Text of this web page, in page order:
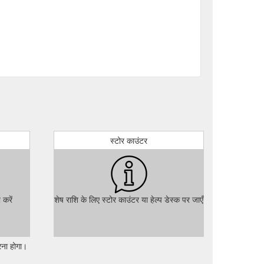
customers
adds more value with rewards program enhancements ...
Employee Benefits and Job Benefits | About Verizon
help, plus support for financial challenges and
करें
स्टोर काउंटर
शेष राशि के लिए स्टोर काउंटर या हेल्प डेस्क पर जाएँ
होगा।